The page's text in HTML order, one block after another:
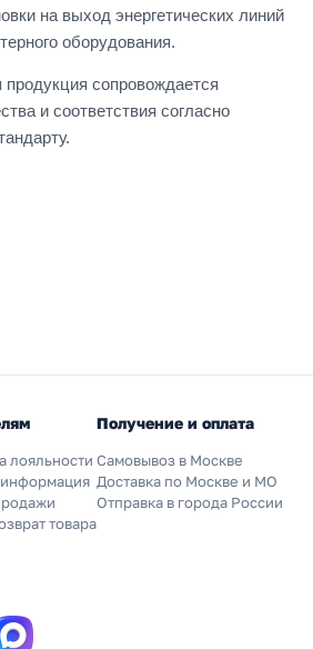
на выход энергетических линий
оборудования.
сопровождается
и соответствия согласно
лояльности
товара
Получение и оплата
Самовывоз в Москве
Доставка по Москве и МО
Отправка в города России